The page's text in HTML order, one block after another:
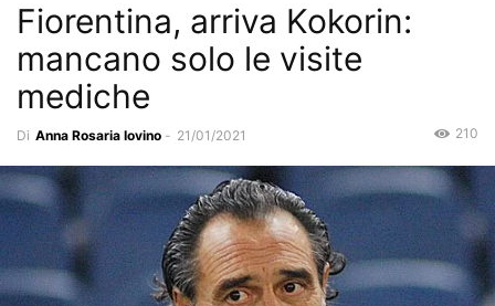
Fiorentina, arriva Kokorin:
mancano solo le visite
mediche
Di Anna Rosaria Iovino - 21/01/2021 210